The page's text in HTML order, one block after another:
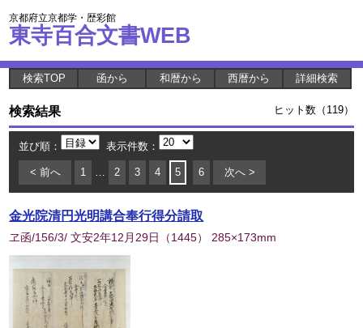
京都府立京都学・歴彩館
東寺百合文書WEB
検索TOP 函から 和暦から 西暦から 詳細検索
検索結果 ヒット数（119）
並び順： 表示件数：
< 前へ 1 … 2 3 4 5 6 次へ >
金光院清円光明講合奉行得分請取
ヱ函/156/3/ 文安2年12月29日 （1445） 285×173mm